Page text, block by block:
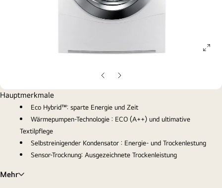
Vorherige
Folie
Nächste
Folie
Hauptmerkmale
Eco Hybrid™: sparte Energie und Zeit
Wärmepumpen-Technologie : ECO (A++) und ultimative
Textilpflege
Selbstreinigender Kondensator : Energie- und Trockenlestung
Sensor-Trocknung: Ausgezeichnete Trockenleistung
Mehr